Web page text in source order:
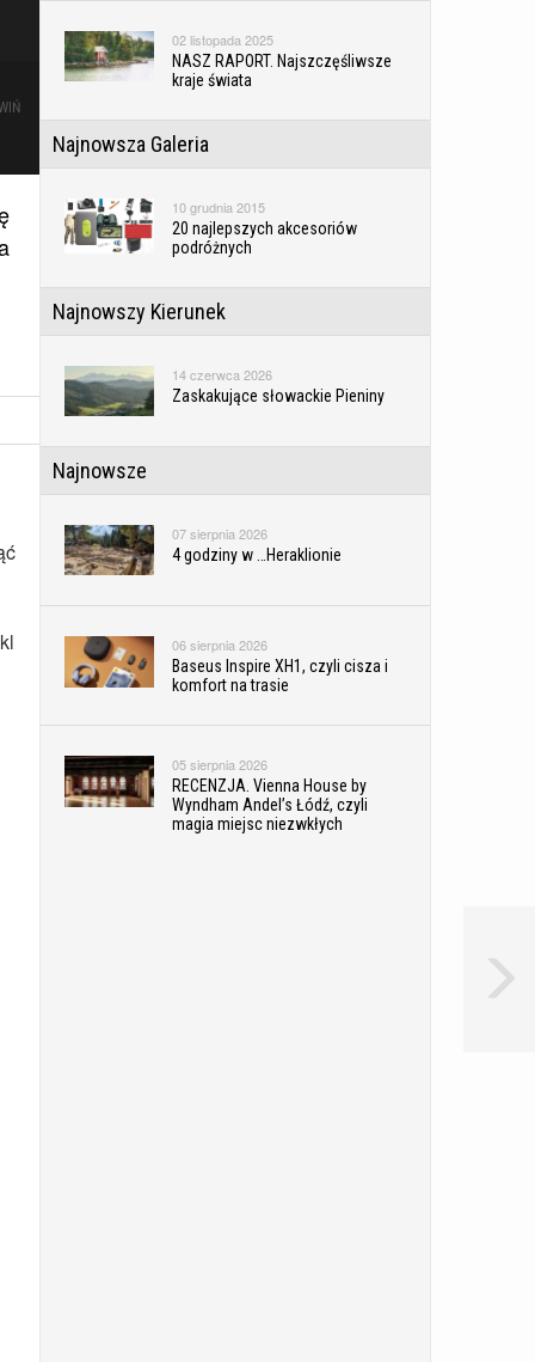
02 listopada 2025
NASZ RAPORT. Najszczęśliwsze
kraje świata
Najnowsza Galeria
10 grudnia 2015
20 najlepszych akcesoriów
podróżnych
Najnowszy Kierunek
14 czerwca 2026
Zaskakujące słowackie Pieniny
Najnowsze
07 sierpnia 2026
4 godziny w …Heraklionie
06 sierpnia 2026
Baseus Inspire XH1, czyli cisza i
komfort na trasie
05 sierpnia 2026
RECENZJA. Vienna House by
Wyndham Andel’s Łódź, czyli
magia miejsc niezwkłych